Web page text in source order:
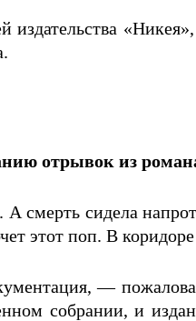
отрывок из
смерть сидела
этот поп. В
—
собрании, и